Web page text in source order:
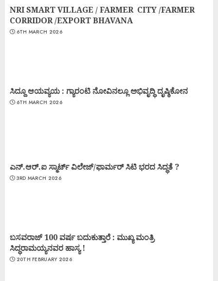
NRI SMART VILLAGE / FARMER CITY /FARMER
CORRIDOR /EXPORT BHAVANA
6TH MARCH 2026
ಸಿದ್ದೂ ಆಯವ್ಯಯ : ಗ್ಯಾರಂಟಿ ನೋವಿನಲ್ಲೂ ಅಭಿವೃದ್ಧಿ ದೃಷ್ಠಿಕೋನ
6TH MARCH 2026
ಎನ್.ಆರ್.ಐ ಸ್ಮಾರ್ಟ್ ವಿಲೇಜ್/ಫಾರ್ಮರ್ ಸಿಟಿ ಭರದ ಸಿದ್ಧತೆ ?
3RD MARCH 2026
ಬಸವರಾಜ್ 100 ವರ್ಷ ಬದುಕುತ್ತಾರೆ : ಮುಖ್ಯ ಮಂತ್ರಿ
ಸಿದ್ಧರಾಮಯ್ಯನವರ ಹಾಸ್ಯ !
20TH FEBRUARY 2026